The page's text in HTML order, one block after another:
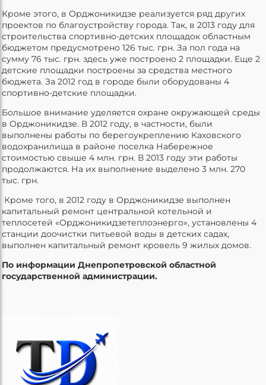
Кроме этого, в Орджоникидзе реализуется ряд других
проектов по благоустройству города. Так, в 2013 году для
строительства спортивно-детских площадок областным
бюджетом предусмотрено 126 тыс. грн. За пол года на
сумму 76 тыс. грн. здесь уже построено 2 площадки. Еще 2
детские площадки построены за средства местного
бюджета. За 2012 год в городе были оборудованы 4
спортивно-детские площадки.
Большое внимание уделяется охране окружающей среды
в Орджоникидзе. В 2012 году, в частности, были
выполнены работы по берегоукреплению Каховского
водохранилища в районе поселка Набережное
стоимостью свыше 4 млн. грн. В 2013 году эти работы
продолжаются. На их выполнение выделено 3 млн. 270
тыс. грн.
Кроме того, в 2012 году в Орджоникидзе выполнен
капитальный ремонт центральной котельной и
теплосетей «Орджоникидзетеплоэнерго», установлены 4
станции доочистки питьевой воды в детских садах,
выполнен капитальный ремонт кровель 9 жилых домов.
По информации Днепропетровской областной
государственной администрации.